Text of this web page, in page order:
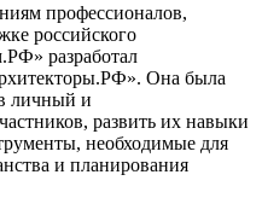
профессионалов,
российского
разработал
Она была
личный и
развить их навыки
необходимые для
и планирования